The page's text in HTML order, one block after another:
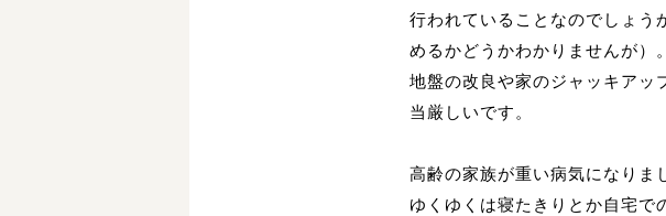
行われていることなのでしょう
めるかどうかわかりませんが）。
地盤の改良や家のジャッキアッ
当厳しいです。
高齢の家族が重い病気になりま
ゆくゆくは寝たきりとか自宅で